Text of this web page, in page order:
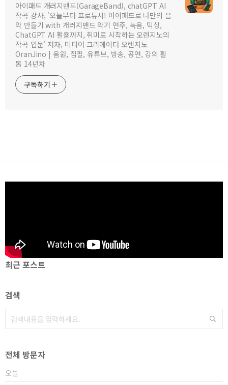
아이패드 개러지밴드(GarageBand), chatGPT AI
작곡 강사, '오늘부터 프로듀서! 아이패드로 나만의 음
악 만들기 with 개러지밴드 악기 연주, 녹음, 믹싱,
ChatGPT AI 활용까지, 취미로 시작하는 오렌지노의
작곡 입문' 저자, 미디어 크리에이터 오렌지노
OranJino | 음원, 집필, 유튜브, 방송, 공연, 강의 활
동 14년차
구독하기
최근 포스트
검색
전체 방문자
오늘